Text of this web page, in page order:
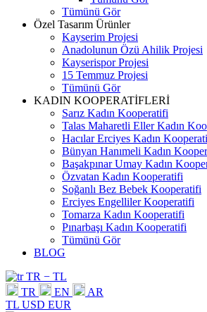
Tümünü Gör
Özel Tasarım Ürünler
Kayserim Projesi
Anadolunun Özü Ahilik Projesi
Kayserispor Projesi
15 Temmuz Projesi
Tümünü Gör
KADIN KOOPERATİFLERİ
Sarız Kadın Kooperatifi
Talas Maharetli Eller Kadın
Hacılar Erciyes Kadın
Bünyan Hanımeli Kadın
Başakpınar Umay Kadın
Özvatan Kadın Kooperatifi
Soğanlı Bez Bebek Kooperatifi
Erciyes Engelliler Kooperatifi
Tomarza Kadın Kooperatifi
Pınarbaşı Kadın Kooperatifi
Tümünü Gör
BLOG
TR − TL
TR
EN
AR
TL USD EUR